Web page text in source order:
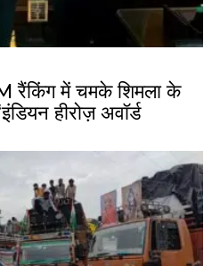
रैंकिंग में चमके शिमला के
हीरोज़ अवॉर्ड